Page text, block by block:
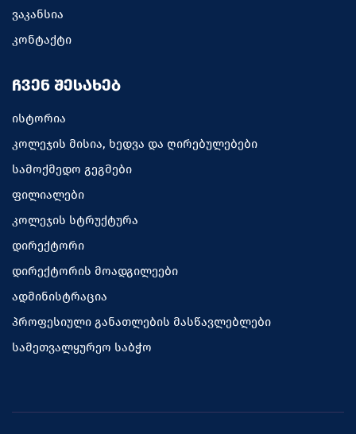
ვაკანსია
კონტაქტი
ᲩᲕᲔᲜ ᲨᲔᲡᲐᲮᲔᲑ
ისტორია
კოლეჯის მისია, ხედვა და ღირებულებები
სამოქმედო გეგმები
ფილიალები
კოლეჯის სტრუქტურა
დირექტორი
დირექტორის მოადგილეები
ადმინისტრაცია
პროფესიული განათლების მასწავლებლები
სამეთვალყურეო საბჭო